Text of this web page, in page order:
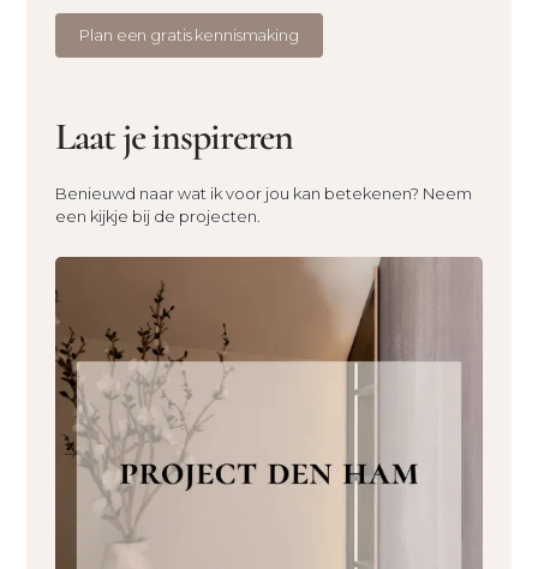
Plan een gratis kennismaking
Laat je inspireren
Benieuwd naar wat ik voor jou kan betekenen? Neem
een kijkje bij de projecten.